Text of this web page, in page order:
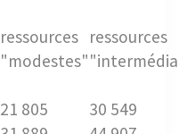
ressources
"modestes"
ressources
21 805
30 549